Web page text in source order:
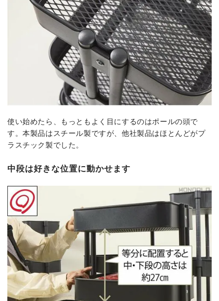
使い始めたら、もっともよく目にするのはポールの頭で
す。本製品はスチール製ですが、他社製品はほとんどがプ
ラスチック製でした。
中段は好きな位置に動かせます